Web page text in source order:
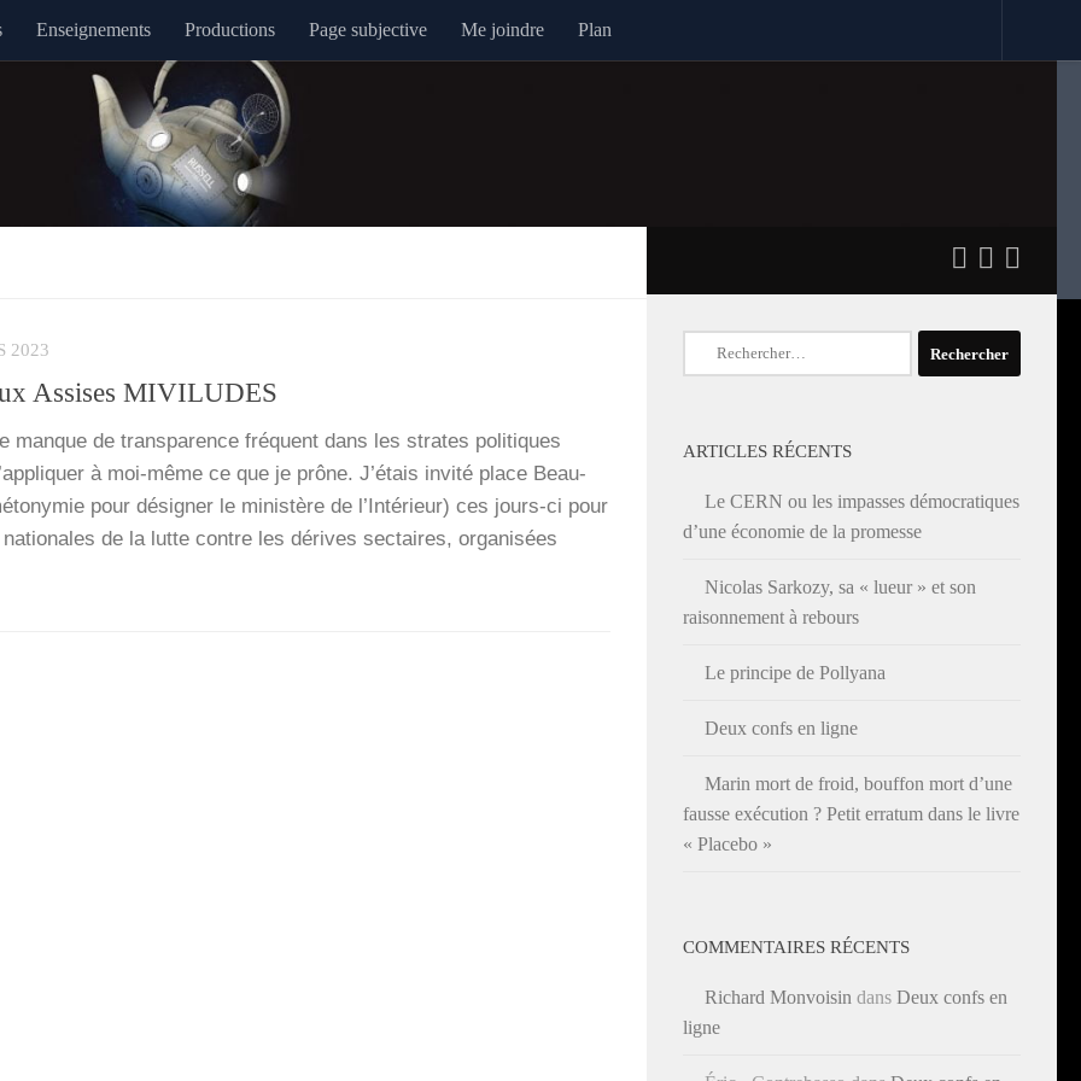
Enseignements Productions Page subjective Me joindre Plan
2023
Assises MIVILUDES
manque de trans­pa­rence fré­quent dans les strates poli­tiques
à moi-même ce que je prône. J’é­tais invi­té place Beau­
pour dési­gner le minis­tère de l’In­té­rieur) ces jours-ci pour
de la lutte contre les dérives sec­taires, orga­ni­sées
Rechercher :
ARTICLES RÉCENTS
Le CERN ou les impasses démocratiques
d’une économie de la promesse
Nicolas Sarkozy, sa « lueur » et son
raisonnement à rebours
Le principe de Pollyana
Deux confs en ligne
Marin mort de froid, bouffon mort d’une
fausse exécution ? Petit erratum dans le livre
« Placebo »
COMMENTAIRES RÉCENTS
Richard Monvoisin dans Deux confs en
ligne